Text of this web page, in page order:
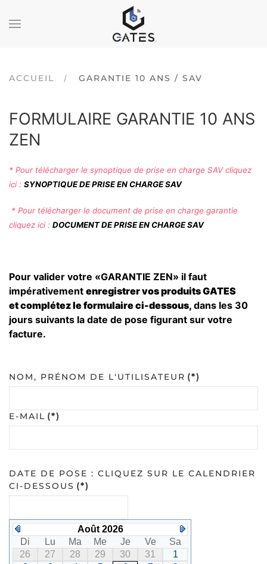
ACCUEIL GARANTIE 10 ANS / SAV
FORMULAIRE GARANTIE 10 ANS
ZEN
* Pour télécharger le synoptique de prise en charge SAV cliquez
ici : SYNOPTIQUE DE PRISE EN CHARGE SAV
* Pour télécharger le document de prise en charge garantie
cliquez ici : DOCUMENT DE PRISE EN CHARGE SAV
Pour valider votre «GARANTIE ZEN» il faut
impérativement enregistrer vos produits GATES
etcomplétez le formulaire ci-dessous, dans les 30
jours suivants la date de pose figurant sur votre
facture.
NOM, PRÉNOM DE L'UTILISATEUR (*)
E-MAIL (*)
DATE DE POSE : CLIQUEZ SUR LE CALENDRIER
CI-DESSOUS (*)
Août 2026
Di
Lu Ma Me Je Ve
Sa
26
27 28 29 30 31
1